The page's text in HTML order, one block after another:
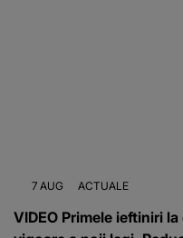
7 AUG ACTUALE
VIDEO Primele ieftiniri